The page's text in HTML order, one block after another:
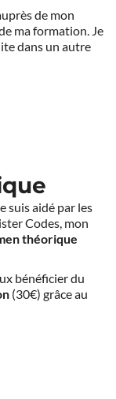
de mon
ma formation. Je
dans un autre
suis aidé par les
Codes, mon
théorique
bénéficier du
(30€) grâce au